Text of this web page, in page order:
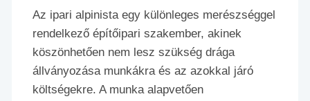
Az ipari alpinista egy különleges merészséggel
rendelkező építőipari szakember, akinek
köszönhetően nem lesz szükség drága
állványozása munkákra és az azokkal járó
költségekre. A munka alapvetően